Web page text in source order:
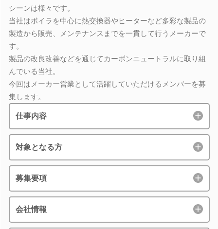
シーンは様々です。
当社はボイラを中心に熱交換器やヒーターなど多彩な製品の
製造から販売、メンテナンスまでを一貫して行うメーカーで
す。
製品の改良改善などを通じてカーボンニュートラルに取り組
んでいる当社。
今回はメーカー営業として活躍していただけるメンバーを募
集します。
仕事内容
対象となる方
募集要項
会社情報